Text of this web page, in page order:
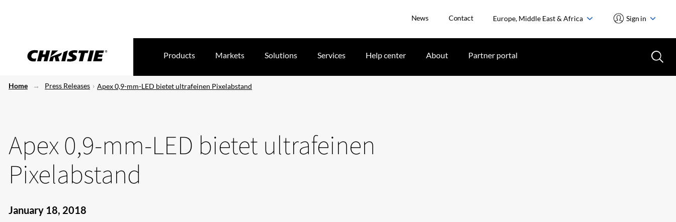
News Contact Europe, Middle East & Africa Sign in
Products Markets Solutions Services Help center About Partner portal
Home Press Releases Apex 0,9-mm-LED bietet ultrafeinen Pixelabstand
Apex 0,9-mm-LED bietet ultrafeinen
Pixelabstand
January 18, 2018